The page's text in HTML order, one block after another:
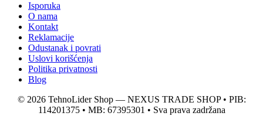
Isporuka
O nama
Kontakt
Reklamacije
Odustanak i povrati
Uslovi korišćenja
Politika privatnosti
Blog
© 2026 TehnoLider Shop — NEXUS TRADE SHOP • PIB:
114201375 • MB: 67395301 • Sva prava zadržana